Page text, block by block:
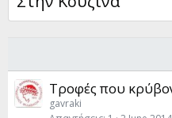
Τροφές που
gavraki